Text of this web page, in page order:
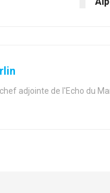
adjointe de l'Echo du